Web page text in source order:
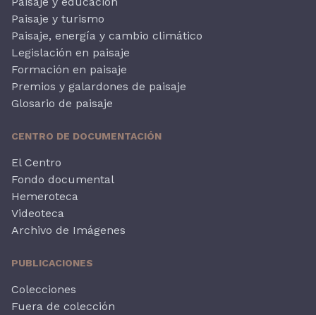
Paisaje y turismo
Paisaje, energía y cambio climático
Legislación en paisaje
Formación en paisaje
Premios y galardones de paisaje
Glosario de paisaje
CENTRO DE DOCUMENTACIÓN
El Centro
Fondo documental
Hemeroteca
Videoteca
Archivo de Imágenes
PUBLICACIONES
Colecciones
Fuera de colección